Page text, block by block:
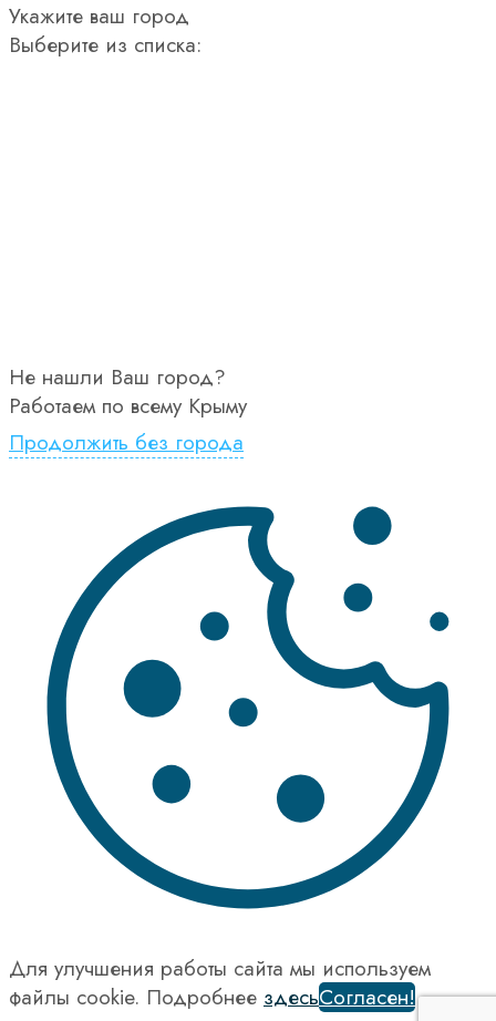
Укажите ваш город
Выберите из списка:
Не нашли Ваш город?
Работаем по всему Крыму
Продолжить без города
Для улучшения работы сайта мы используем
файлы cookie. Подробнее здесьСогласен!